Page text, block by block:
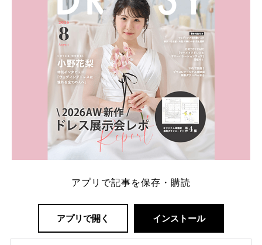
ング診断」か、体験型 […]
続きを読む
アプリで記事を保存・購読
アプリで開く インストール